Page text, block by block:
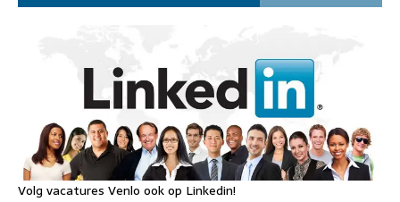
Volg vacatures Venlo ook op Linkedin!